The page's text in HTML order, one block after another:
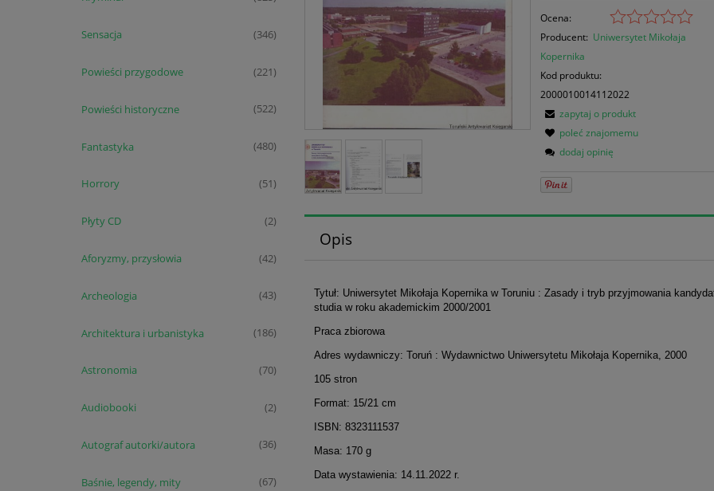
Sensacja (346)
Powieści przygodowe (221)
Powieści historyczne (522)
Fantastyka (480)
Horrory (51)
Płyty CD (2)
Aforyzmy, przysłowia (42)
Archeologia (43)
Architektura i urbanistyka (186)
Astronomia (70)
Audiobooki (2)
Autograf autorki/autora (36)
Baśnie, legendy, mity (67)
Ocena:
Producent: Uniwersytet Mikołaja
Kopernika
Kod produktu:
2000010014112022
zapytaj o produkt
poleć znajomemu
dodaj opinię
Opis
Tytuł: Uniwersytet Mikołaja Kopernika w Toruniu : Zasady i tryb przyjmowania
studia w roku akademickim 2000/2001
Praca zbiorowa
Adres wydawniczy: Toruń : Wydawnictwo Uniwersytetu Mikołaja Kopernika, 2000
105 stron
Format: 15/21 cm
ISBN: 8323111537
Masa: 170 g
Data wystawienia: 14.11.2022 r.